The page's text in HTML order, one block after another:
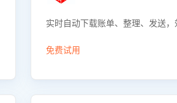
实时自动下载账单、整理、发送，
免费试用